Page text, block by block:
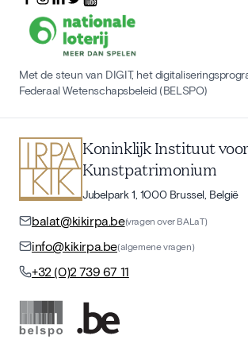
Met de steun van DIGIT, het
Federaal Wetenschapsbeleid (BELSPO)
Koninklijk Instituut
Kunstpatrimonium
Jubelpark 1, 1000 Brussel, België
balat@kikirpa.be(vragen over BALaT)
info@kikirpa.be(algemene vragen)
+32 (0)2 739 67 11